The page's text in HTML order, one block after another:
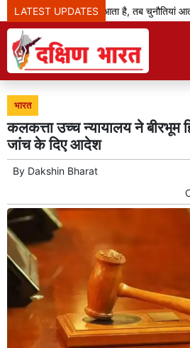
LATEST UPDATES
जब बदलाव का दौर आता है, तब चुनौतियां आती
भारत
कलकत्ता उच्च न्यायालय ने बीरभूम
जांच के दिए आदेश
By Dakshin Bharat